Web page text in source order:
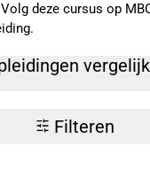
deze cursus op
Filteren